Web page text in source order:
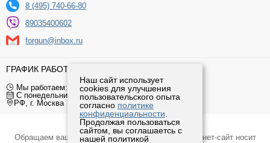
8 (495) 740-66-80
89035400602
forgun@inbox.ru
ГРАФИК РАБОТЫ
Мы работаем: 9:00 — 19:00 (МСК)
С понедельника по пятницу
РФ, г. Москва
Оптические прицелы leapers © 2020
Обращаем ваше внимание на то, что данный интернет-сайт носит
Наш сайт использует
cookies для улучшения
пользовательского опыта
согласно политике
конфиденциальности
Продолжая пользоваться
сайтом, вы соглашаетсь с
нашей политикой